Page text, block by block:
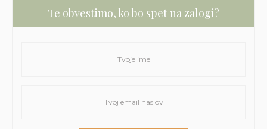
Te obvestimo, ko bo spet na zalogi?